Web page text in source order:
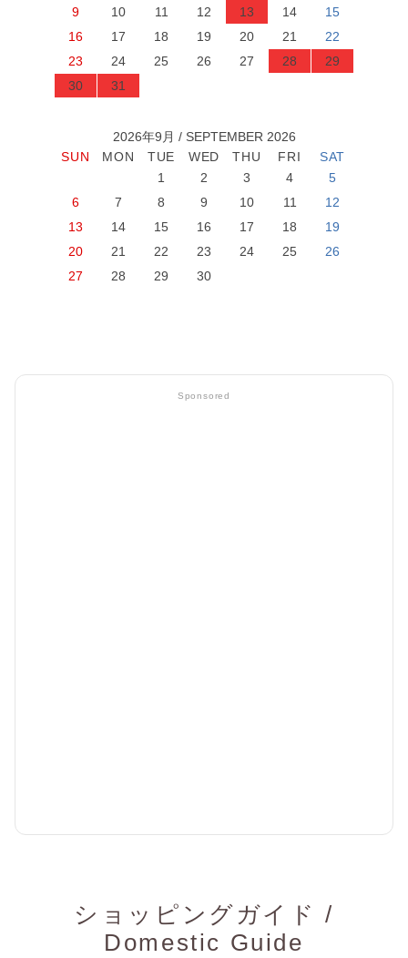
9 10 11 12 13 14
15
16
17 18 19 20 21
22
23
24 25 26 27 28
29
30
31
2026年9月 / SEPTEMBER 2026
1 2 3 4
5
6
7 8 9 10 11
12
13
14 15 16 17 18
19
20
21 22 23 24 25
26
27
28 29 30
Sponsored
ショッピングガイド /
Domestic Guide